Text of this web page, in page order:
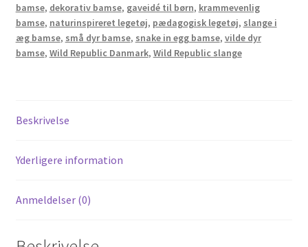
bamse, dekorativ bamse, gaveidé til børn, krammevenlig
bamse, naturinspireret legetøj, pædagogisk legetøj, slange i
æg bamse, små dyr bamse, snake in egg bamse, vilde dyr
bamse, Wild Republic Danmark, Wild Republic slange
Beskrivelse
Yderligere information
Anmeldelser (0)